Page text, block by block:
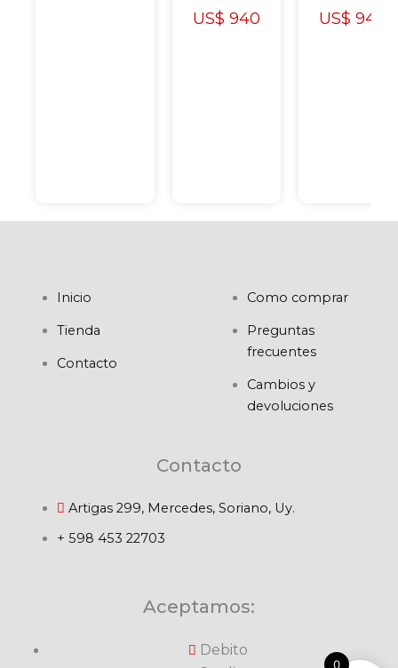
US$ 940
US$ 940
Inicio
Tienda
Contacto
Como comprar
Preguntas
frecuentes
Cambios y
devoluciones
Contacto
Artigas 299, Mercedes, Soriano, Uy.
+ 598 453 22703
Aceptamos:
Debito
0